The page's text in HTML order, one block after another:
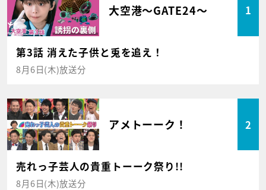
大空港～GATE24～ 1
第3話 消えた子供と兎を追え！
8月6日(木)放送分
アメトーーク！ 2
売れっ子芸人の貴重トーーク祭り!!
8月6日(木)放送分